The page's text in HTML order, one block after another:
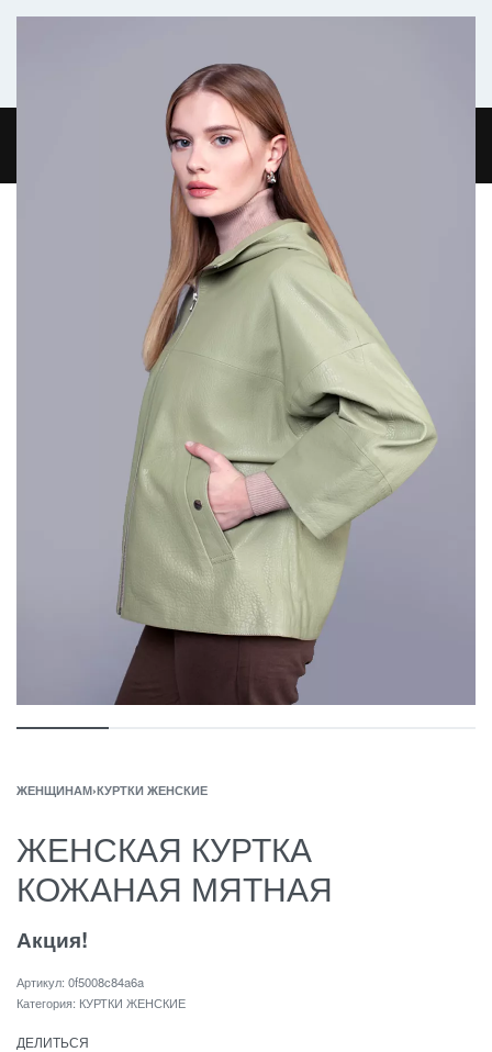
ГЛАВНАЯ
ЖЕНЩИНАМ›КУРТКИ ЖЕНСКИЕ
ЖЕНСКАЯ КУРТКА
КОЖАНАЯ МЯТНАЯ
Акция!
0f5008c84a6a
Категория: КУРТКИ ЖЕНСКИЕ
ДЕЛИТЬСЯ